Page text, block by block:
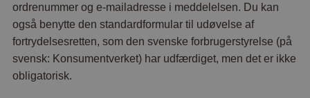
ordrenummer og e-mailadresse i meddelelsen. Du kan
også benytte den standardformular til udøvelse af
fortrydelsesretten, som den svenske forbrugerstyrelse (på
svensk: Konsumentverket) har udfærdiget, men det er ikke
obligatorisk.